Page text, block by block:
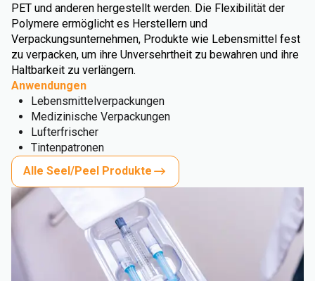
PET und anderen hergestellt werden. Die Flexibilität der
Polymere ermöglicht es Herstellern und
Verpackungsunternehmen, Produkte wie Lebensmittel fest
zu verpacken, um ihre Unversehrtheit zu bewahren und ihre
Haltbarkeit zu verlängern.
Anwendungen
Lebensmittelverpackungen
Medizinische Verpackungen
Lufterfrischer
Tintenpatronen
Alle Seel/Peel Produkte